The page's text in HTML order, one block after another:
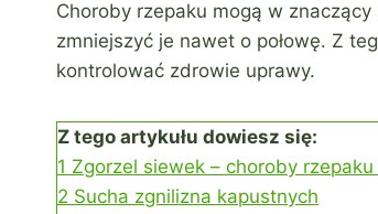
Choroby rzepaku mogą w
zmniejszyć je nawet o połowę. Z
kontrolować zdrowie uprawy.
Z tego artykułu dowiesz się:
1 Zgorzel siewek – choroby
2 Sucha zgnilizna kapustnych